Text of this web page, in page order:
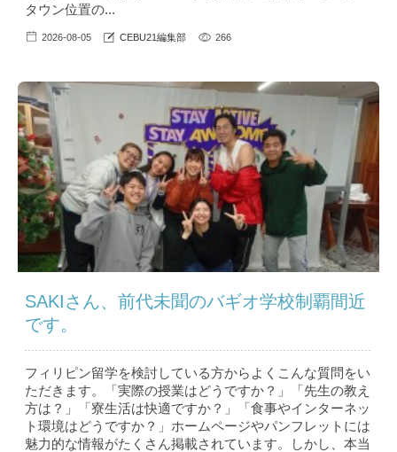
タウン位置の...
2026-08-05 CEBU21編集部 266
SAKIさん、前代未聞のバギオ学校制覇間近
です。
フィリピン留学を検討している方からよくこんな質問をい
ただきます。「実際の授業はどうですか？」「先生の教え
方は？」「寮生活は快適ですか？」「食事やインターネッ
ト環境はどうですか？」ホームページやパンフレットには
魅力的な情報がたくさん掲載されています。しかし、本当